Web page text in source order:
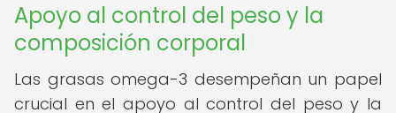
Apoyo al control del peso y la
composición corporal
Las grasas omega-3 desempeñan un papel
crucial en el apoyo al control del peso y la